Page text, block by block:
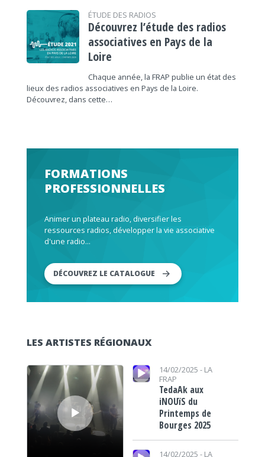
ÉTUDE DES RADIOS
Découvrez l’étude des radios
associatives en Pays de la
Loire
Chaque année, la FRAP publie un état des
lieux des radios associatives en Pays de la Loire.
Découvrez, dans cette…
FORMATIONS
PROFESSIONNELLES
Animer un plateau radio, diversifier les
ressources radios, développer la vie associative
d'une radio...
DÉCOUVREZ LE CATALOGUE
LES ARTISTES RÉGIONAUX
Lecteur audio
Lecteur audio 14/02/2025 - LA
FRAP
TedaAk aux
iNOUïS du
Printemps de
Bourges 2025
Lecteur audio
14/02/2025 - LA